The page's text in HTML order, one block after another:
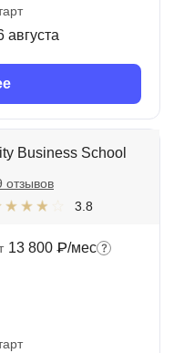
августа
Business School
3.8
отзывов
13 800 ₽/мес